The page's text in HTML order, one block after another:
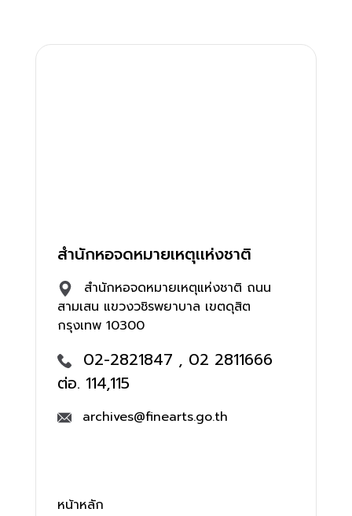
สำนักหอจดหมายเหตุเเห่งชาติ
สำนักหอจดหมายเหตุแห่งชาติ ถนน
สามเสน แขวงวชิรพยาบาล เขตดุสิต
กรุงเทพ 10300
02-2821847 , 02 2811666
ต่อ. 114,115
archives@finearts.go.th
หน้าหลัก